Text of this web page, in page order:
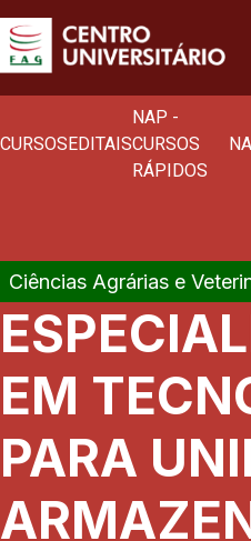
CURSOSEDITAIS
NAP -
CURSOS
RÁPIDOS
Ciências Agrárias e
EM
PARA